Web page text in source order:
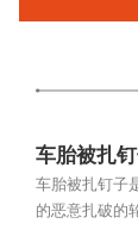
车胎被扎
车胎被扎钉子
的恶意扎破的